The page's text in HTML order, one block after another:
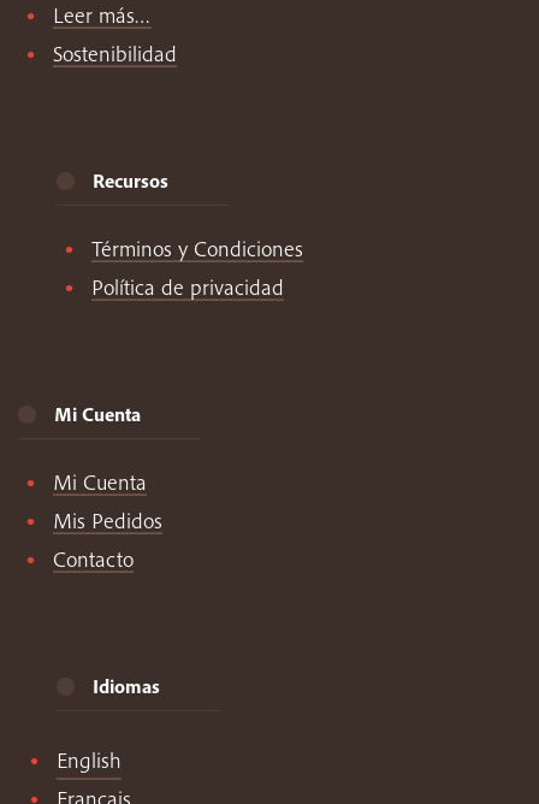
Leer más…
Sostenibilidad
Recursos
Términos y Condiciones
Política de privacidad
Mi Cuenta
Mi Cuenta
Mis Pedidos
Contacto
Idiomas
English